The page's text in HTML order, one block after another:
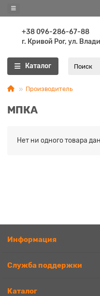
+38 096-286-67-88
г. Кривой Рог, ул.
Каталог
Производитель
МПКА
Нет ни одного товара
Информация
Служба поддержки
Каталог